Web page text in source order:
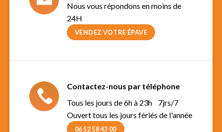
Nous vous répondons en moins de
24H
VENDEZ VOTRE ÉPAVE
Contactez-nous par téléphone
Tous les jours de 6h à 23h 7jrs/7
Ouvert tous les jours fériés de l'année
06 52 58 43 00